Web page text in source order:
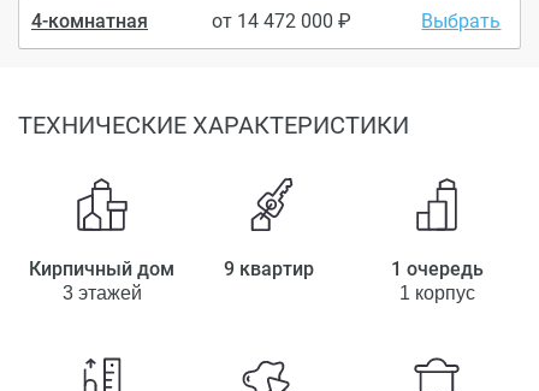
4-комнатная от 14 472 000 Выбрать
ТЕХНИЧЕСКИЕ ХАРАКТЕРИСТИКИ
Кирпичный дом
3 этажей
9 квартир 1 очередь
1 корпус